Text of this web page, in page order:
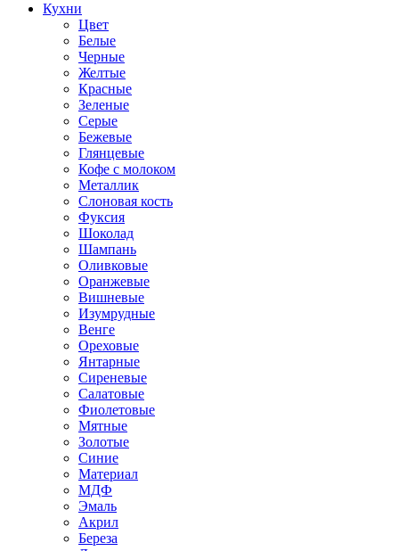
Кухни
Цвет
Белые
Черные
Желтые
Красные
Зеленые
Серые
Бежевые
Глянцевые
Кофе с молоком
Металлик
Слоновая кость
Фуксия
Шоколад
Шампань
Оливковые
Оранжевые
Вишневые
Изумрудные
Венге
Ореховые
Янтарные
Сиреневые
Салатовые
Фиолетовые
Мятные
Золотые
Синие
Материал
МДФ
Эмаль
Акрил
Береза